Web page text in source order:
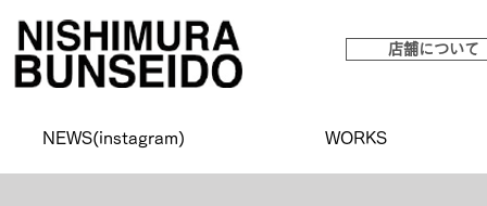
店舗について
NEWS(instagram) WORKS